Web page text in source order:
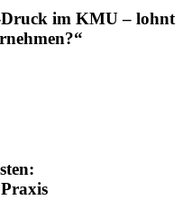
im KMU – lohnt